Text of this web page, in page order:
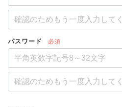
パスワード 必須